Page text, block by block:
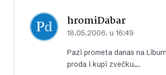
hromiDabar
18.05.2006. u 16:49
Pazi prometa danas na
proda i kupi zvečku….